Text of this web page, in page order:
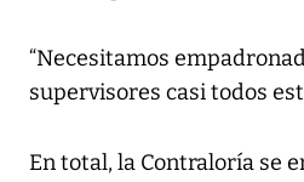
“Necesitamos
supervisores casi todos
En total, la Contraloría se